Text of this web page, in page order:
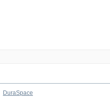
DuraSpace